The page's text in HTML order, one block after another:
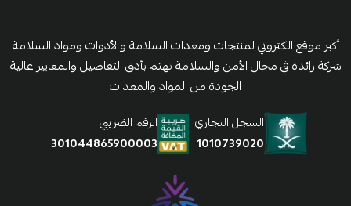
أكبر موقع الكتروني لمنتجات ومعدات السلامة و لأدوات ومواد السلامة
شركة رائدة في مجال الأمن والسلامة نهتم بأدق التفاصيل والمعايير عالية
الجودة من المواد والمعدات
السجل التجاري
1010739020
الرقم الضريبي
301044865900003